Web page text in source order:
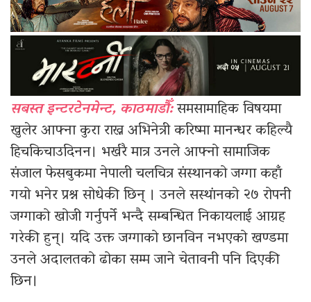
सबस्त इन्टरटेनमेन्ट, काठमाडौँ:समसामाहिक विषयमा
खुलेर आफ्ना कुरा राख्न अभिनेत्री करिष्मा मानन्धर कहिल्यै
हिचकिचाउदिनन। भर्खरै मात्र उनले आफ्नो सामाजिक
संजाल फेसबुकमा नेपाली चलचित्र संस्थानको जग्गा कहाँ
गयो भनेर प्रश्न सोधेकी छिन् । उनले सस्थांनको २७ रोपनी
जग्गाको खोजी गर्नुपर्ने भन्दै सम्बन्धित निकायलाई आग्रह
गरेकी हुन्। यदि उक्त जग्गाको छानविन नभएको खण्डमा
उनले अदालतको ढोका सम्म जाने चेतावनी पनि दिएकी
छिन।